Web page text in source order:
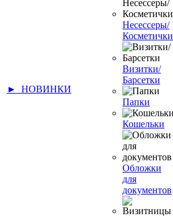
► НОВИНКИ
Несессеры/
Косметички
Визитки/
Барсетки
Папки
Кошельки
Обложки
для
документов